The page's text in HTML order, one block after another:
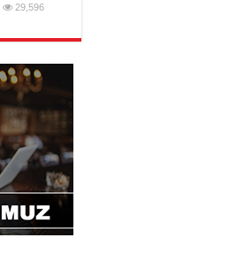
29,596